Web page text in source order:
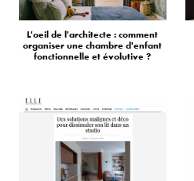
L'oeil de l'architecte : comment
organiser une chambre d'enfant
fonctionnelle et évolutive ?